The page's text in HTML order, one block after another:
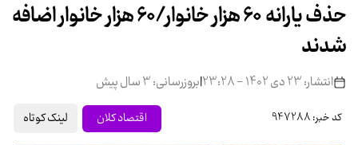
حذف یارانه 60 هزار خانوار/60 هزار خانوار اضافه
شدند
انتشار: 23 دی 1402 - 23:28 |بروزرسانی: 3 سال پیش
کد خبر: 947288 اقتصاد کلان لینک کوتاه